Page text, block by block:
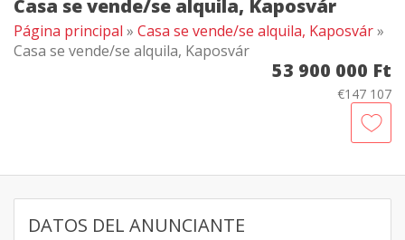
Casa se vende/se alquila, Kaposvár
Página principal » Casa se vende/se alquila, Kaposvár»
Casa se vende/se alquila, Kaposvár
53 900 000 Ft
€147 107
DATOS DEL ANUNCIANTE